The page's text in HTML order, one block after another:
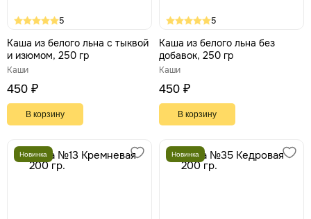
5
Каша из белого льна с тыквой
и изюмом, 250 гр
Каши
450 ₽
В корзину
5
Каша из белого льна без
добавок, 250 гр
Каши
450 ₽
В корзину
Новинка Новинка